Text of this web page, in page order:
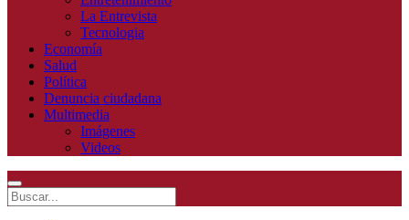
La Entrevista
Tecnologia
Economía
Salud
Política
Denuncia ciudadana
Multimedia
Imágenes
Videos